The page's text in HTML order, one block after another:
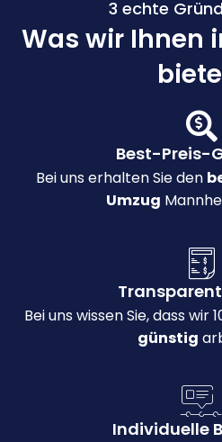
3 echte
Was wir Ihnen
Best-Preis-
Bei uns erhalten Sie den
Umzug
Bei uns wissen Sie, dass wir
günstig
Individuelle